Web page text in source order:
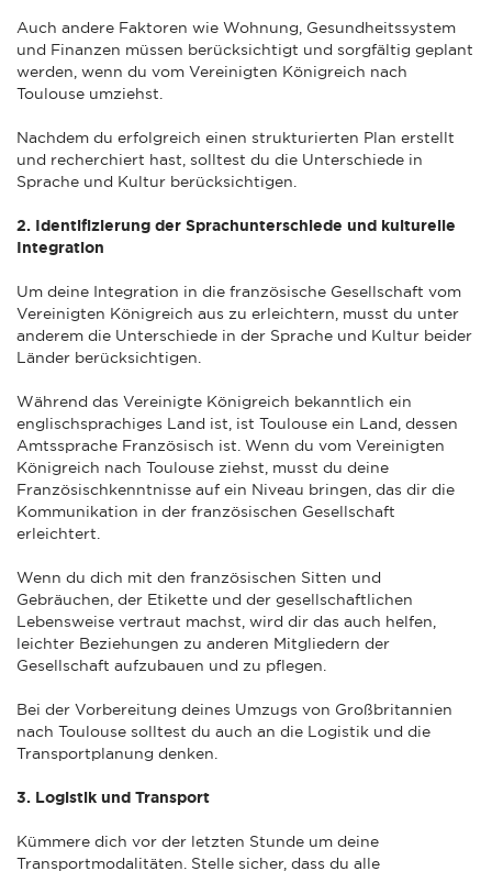
Auch andere Faktoren wie Wohnung, Gesundheitssystem
und Finanzen müssen berücksichtigt und sorgfältig geplant
werden, wenn du vom Vereinigten Königreich nach
Toulouse umziehst.
Nachdem du erfolgreich einen strukturierten Plan erstellt
und recherchiert hast, solltest du die Unterschiede in
Sprache und Kultur berücksichtigen.
2. Identifizierung der Sprachunterschiede und kulturelle
Integration
Um deine Integration in die französische Gesellschaft vom
Vereinigten Königreich aus zu erleichtern, musst du unter
anderem die Unterschiede in der Sprache und Kultur beider
Länder berücksichtigen.
Während das Vereinigte Königreich bekanntlich ein
englischsprachiges Land ist, ist Toulouse ein Land, dessen
Amtssprache Französisch ist. Wenn du vom Vereinigten
Königreich nach Toulouse ziehst, musst du deine
Französischkenntnisse auf ein Niveau bringen, das dir die
Kommunikation in der französischen Gesellschaft
erleichtert.
Wenn du dich mit den französischen Sitten und
Gebräuchen, der Etikette und der gesellschaftlichen
Lebensweise vertraut machst, wird dir das auch helfen,
leichter Beziehungen zu anderen Mitgliedern der
Gesellschaft aufzubauen und zu pflegen.
Bei der Vorbereitung deines Umzugs von Großbritannien
nach Toulouse solltest du auch an die Logistik und die
Transportplanung denken.
3. Logistik und Transport
Kümmere dich vor der letzten Stunde um deine
Transportmodalitäten. Stelle sicher, dass du alle